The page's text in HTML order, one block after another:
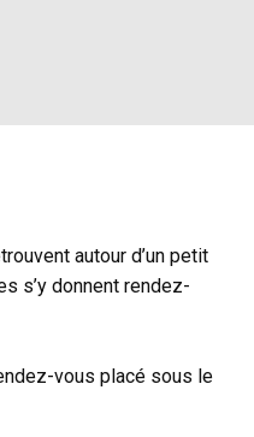
autour d’un petit
s’y donnent rendez-
vous placé sous le